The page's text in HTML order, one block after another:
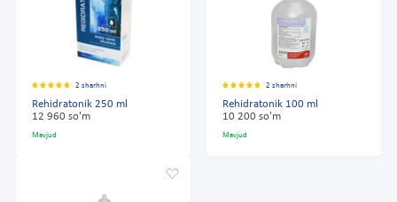
2 sharhni
Rehidratonik 250 ml
12 960 so'm
Mavjud
2 sharhni
Rehidratonik 100 ml
10 200 so'm
Mavjud